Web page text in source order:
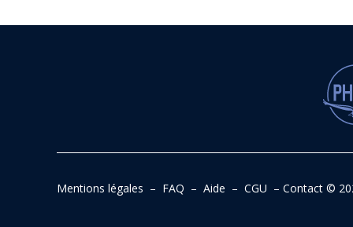
Mentions légales – FAQ – Aide – CGU – Contact©